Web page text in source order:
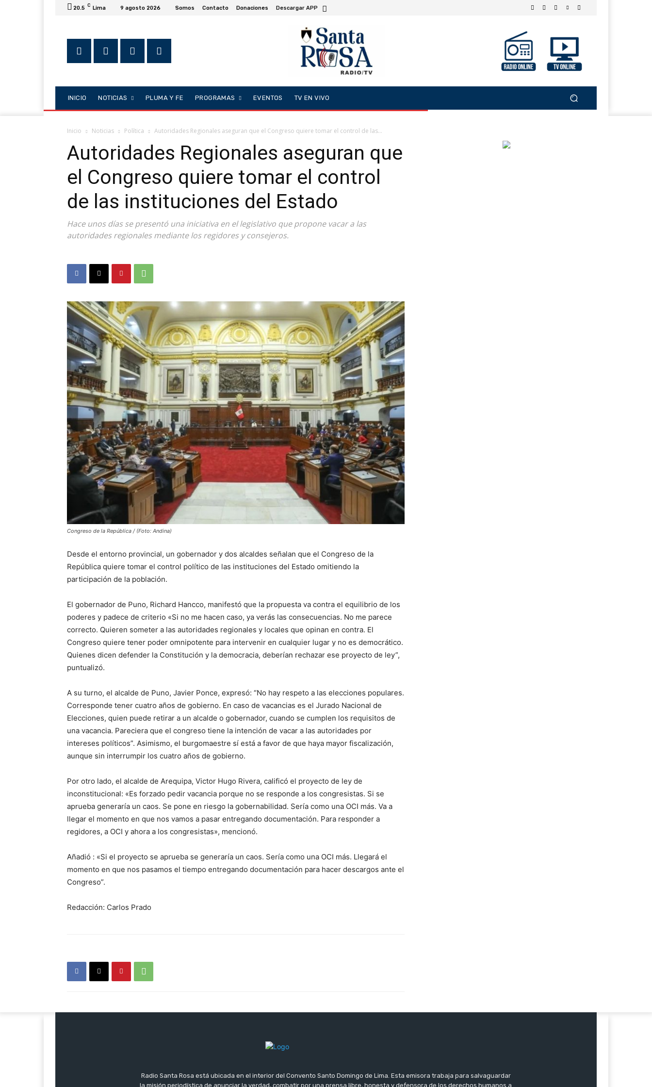
20.5 C Lima 9 agosto 2026 Somos Contacto Donaciones Descargar APP
INICIO NOTICIAS PLUMA Y FE PROGRAMAS EVENTOS TV EN VIVO
Inicio Noticias Política Autoridades Regionales aseguran que el Congreso quiere tomar el control de las...
Autoridades Regionales aseguran que
el Congreso quiere tomar el control
de las instituciones del Estado
Hace unos días se presentó una iniciativa en el legislativo que propone vacar a las
autoridades regionales mediante los regidores y consejeros.
Congreso de la República / (Foto: Andina)
Desde el entorno provincial, un gobernador y dos alcaldes señalan que el Congreso de la
República quiere tomar el control político de las instituciones del Estado omitiendo la
participación de la población.
El gobernador de Puno, Richard Hancco, manifestó que la propuesta va contra el equilibrio de los
poderes y padece de criterio «Si no me hacen caso, ya verás las consecuencias. No me parece
correcto. Quieren someter a las autoridades regionales y locales que opinan en contra. El
Congreso quiere tener poder omnipotente para intervenir en cualquier lugar y no es democrático.
Quienes dicen defender la Constitución y la democracia, deberían rechazar ese proyecto de ley”,
puntualizó.
A su turno, el alcalde de Puno, Javier Ponce, expresó: “No hay respeto a las elecciones populares.
Corresponde tener cuatro años de gobierno. En caso de vacancias es el Jurado Nacional de
Elecciones, quien puede retirar a un alcalde o gobernador, cuando se cumplen los requisitos de
una vacancia. Pareciera que el congreso tiene la intención de vacar a las autoridades por
intereses políticos”. Asimismo, el burgomaestre sí está a favor de que haya mayor fiscalización,
aunque sin interrumpir los cuatro años de gobierno.
Por otro lado, el alcalde de Arequipa, Victor Hugo Rivera, calificó el proyecto de ley de
inconstitucional: «Es forzado pedir vacancia porque no se responde a los congresistas. Si se
aprueba generaría un caos. Se pone en riesgo la gobernabilidad. Sería como una OCI más. Va a
llegar el momento en que nos vamos a pasar entregando documentación. Para responder a
regidores, a OCI y ahora a los congresistas», mencionó.
Añadió : «Si el proyecto se aprueba se generaría un caos. Sería como una OCI más. Llegará el
momento en que nos pasamos el tiempo entregando documentación para hacer descargos ante el
Congreso”.
Redacción: Carlos Prado
Radio Santa Rosa está ubicada en el interior del Convento Santo Domingo de Lima. Esta emisora trabaja para salvaguardar
la misión periodística de anunciar la verdad, combatir por una prensa libre, honesta y defensora de los derechos humanos a